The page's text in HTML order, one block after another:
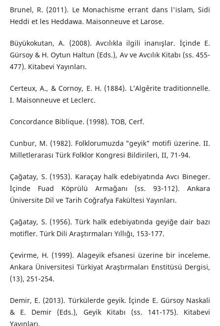
Brunel, R. (2011). Le Monachisme errant dans l'islam, Sidi
Heddi et les Heddawa. Maisonneuve et Larose.
Büyükokutan, A. (2008). Avcılıkla ilgili inanışlar. İçinde E.
Gürsoy & H. Oytun Haltun (Eds.), Av ve Avcılık Kitabı (ss. 455-
477). Kitabevi Yayınları.
Certeux, A., & Cornoy, E. H. (1884). L’Algêrite traditionnelle.
I. Maisonneuve et Leclerc.
Concordance Biblique. (1998). TOB, Cerf.
Cunbur, M. (1982). Folklorumuzda "geyik" motifi üzerine. II.
Milletlerarası Türk Folklor Kongresi Bildirileri, II, 71-94.
Çağatay, S. (1953). Karaçay halk edebiyatında Avcı Bineger.
İçinde Fuad Köprülü Armağanı (ss. 93-112). Ankara
Üniversite Dil ve Tarih Coğrafya Fakültesi Yayınları.
Çağatay, S. (1956). Türk halk edebiyatında geyiğe dair bazı
motifler. Türk Dili Araştırmaları Yıllığı, 153-177.
Çevirme, H. (1999). Alageyik efsanesi üzerine bir inceleme.
Ankara Üniversitesi Türkiyat Araştırmaları Enstitüsü Dergisi,
(13), 251-254.
Demir, E. (2013). Türkülerde geyik. İçinde E. Gürsoy Naskali
& E. Demir (Eds.), Geyik Kitabı (ss. 141-175). Kitabevi
Yayınları.